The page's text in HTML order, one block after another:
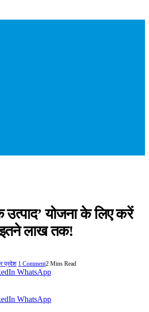
योजना के लिए करें
लाख तक!
प्रदेश 1 Comment2 Mins Read
WhatsApp
WhatsApp